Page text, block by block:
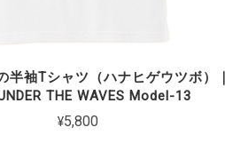
半袖Tシャツ（ハナヒゲウツボ）｜
THE WAVES Model-13
¥5,800